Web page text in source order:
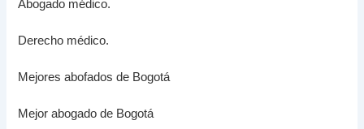
Abogado médico.
Derecho médico.
Mejores abofados de Bogotá
Mejor abogado de Bogotá